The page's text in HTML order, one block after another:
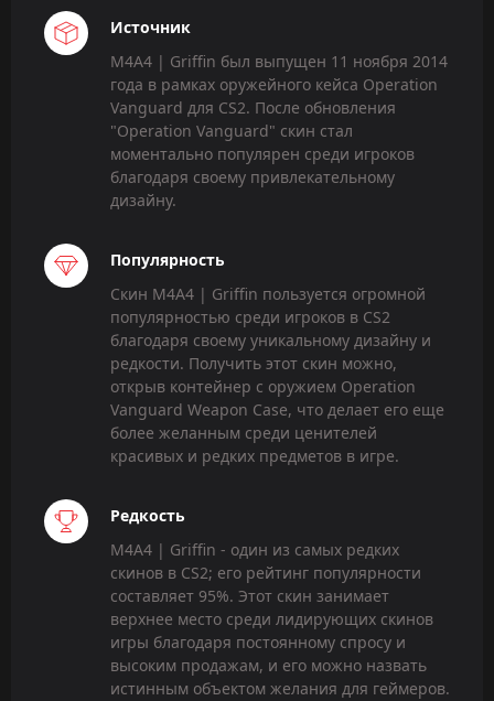
Источник
M4A4 | Griffin был выпущен 11 ноября 2014
года в рамках оружейного кейса Operation
Vanguard для CS2. После обновления
"Operation Vanguard" скин стал
моментально популярен среди игроков
благодаря своему привлекательному
дизайну.
Популярность
Скин M4A4 | Griffin пользуется огромной
популярностью среди игроков в CS2
благодаря своему уникальному дизайну и
редкости. Получить этот скин можно,
открыв контейнер с оружием Operation
Vanguard Weapon Case, что делает его еще
более желанным среди ценителей
красивых и редких предметов в игре.
Редкость
M4A4 | Griffin - один из самых редких
скинов в CS2; его рейтинг популярности
составляет 95%. Этот скин занимает
верхнее место среди лидирующих скинов
игры благодаря постоянному спросу и
высоким продажам, и его можно назвать
истинным объектом желания для геймеров.